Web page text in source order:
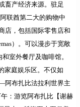
畜产经济来源。驻足
联酋第二大的购物中
店，包括国际零售店和
）。可以漫步于宽敞
室外餐厅及咖啡馆。
家庭娱乐区。不仅如
阿布扎比法拉利世界主
：游览阿布扎比【谢赫